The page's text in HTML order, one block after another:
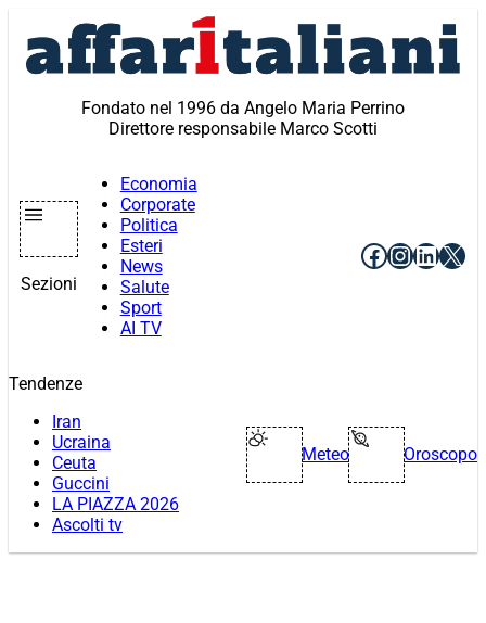
contenuto
Fondato nel 1996 da Angelo Maria Perrino
Direttore responsabile Marco Scotti
Sezioni
Economia
Corporate
Politica
Esteri
News
Salute
Sport
AI TV
Facebook
X
Tendenze
Iran
Ucraina
Ceuta
Guccini
LA PIAZZA 2026
Ascolti tv
Meteo Oroscopo